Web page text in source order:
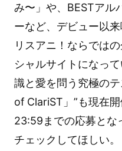
み〜」や、BESTアル
ーなど、デビュー以
リスアニ！ならでは
シャルサイトになっ
識と愛を問う究極の
of ClariST」”も現在
23:59までの応募とな
チェックしてほしい。